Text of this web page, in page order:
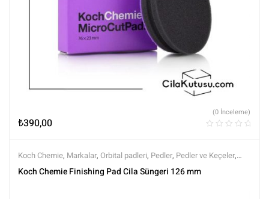
₺390,00
(0 İnceleme)
Koch Chemie, Markalar, Orbital padleri, Pedler, Pedler ve Keçeler,
Polisaj,Polisaj ve Parlatma,Tüm Ürünler,Tüm Ürünler
Koch Chemie Finishing Pad Cila Süngeri 126 mm